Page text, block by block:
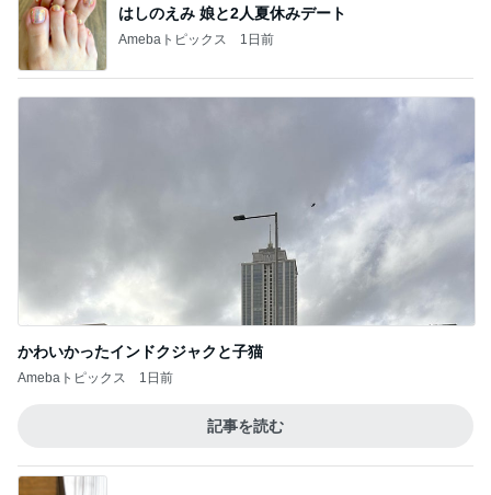
はしのえみ 娘と2人夏休みデート
Amebaトピックス 1日前
かわいかったインドクジャクと子猫
Amebaトピックス 1日前
記事を読む